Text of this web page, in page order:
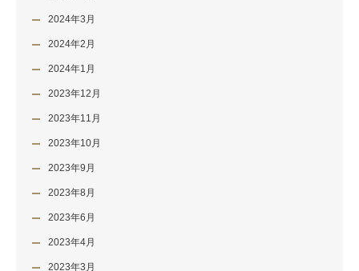
2024年3月
2024年2月
2024年1月
2023年12月
2023年11月
2023年10月
2023年9月
2023年8月
2023年6月
2023年4月
2023年3月